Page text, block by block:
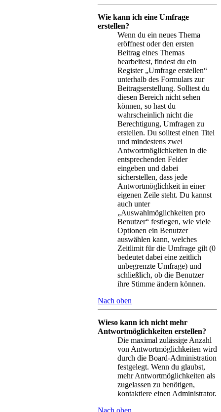
Wie kann ich eine Umfrage
erstellen?
Wenn du ein neues Thema
eröffnest oder den ersten
Beitrag eines Themas
bearbeitest, findest du ein
Register „Umfrage erstellen“
unterhalb des Formulars zur
Beitragserstellung. Solltest du
diesen Bereich nicht sehen
können, so hast du
wahrscheinlich nicht die
Berechtigung, Umfragen zu
erstellen. Du solltest einen Titel
und mindestens zwei
Antwortmöglichkeiten in die
entsprechenden Felder
eingeben und dabei
sicherstellen, dass jede
Antwortmöglichkeit in einer
eigenen Zeile steht. Du kannst
auch unter
„Auswahlmöglichkeiten pro
Benutzer“ festlegen, wie viele
Optionen ein Benutzer
auswählen kann, welches
Zeitlimit für die Umfrage gilt (0
bedeutet dabei eine zeitlich
unbegrenzte Umfrage) und
schließlich, ob die Benutzer
ihre Stimme ändern können.
Nach oben
Wieso kann ich nicht mehr
Antwortmöglichkeiten erstellen?
Die maximal zulässige Anzahl
von Antwortmöglichkeiten wird
durch die Board-Administration
festgelegt. Wenn du glaubst,
mehr Antwortmöglichkeiten als
zugelassen zu benötigen,
kontaktiere einen Administrator.
Nach oben